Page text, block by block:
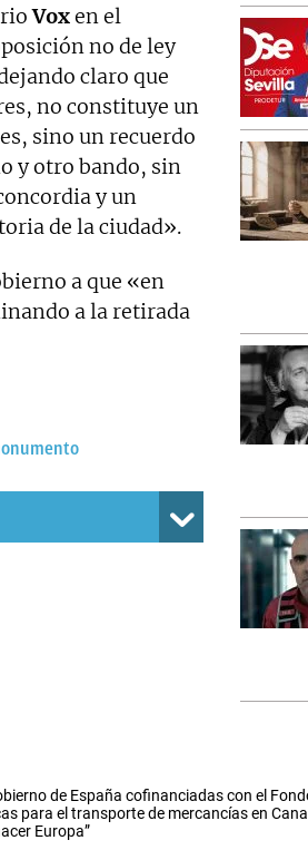
Voxen el
no de ley
claro que
no constituye un
sino un recuerdo
y otro bando, sin
y un
de la ciudad».
a que «en
a la retirada
de España cofinanciadas con el
para el transporte de mercancías en
Europa”